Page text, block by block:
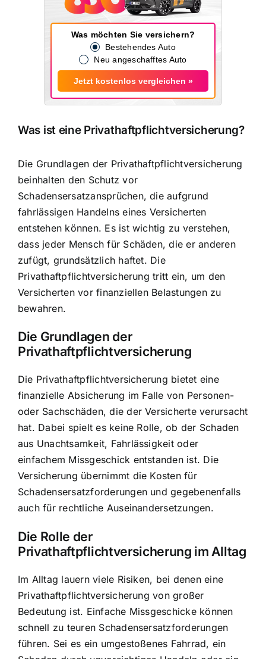
Was möchten Sie versichern?
Bestehendes Auto
Neu angeschafftes Auto
Jetzt kostenlos vergleichen »
Was ist eine Privathaftpflichtversicherung?
Die Grundlagen der Privathaftpflichtversicherung
beinhalten den Schutz vor
Schadensersatzansprüchen, die aufgrund
fahrlässigen Handelns eines Versicherten
entstehen können. Es ist wichtig zu verstehen,
dass jeder Mensch für Schäden, die er anderen
zufügt, grundsätzlich haftet. Die
Privathaftpflichtversicherung tritt ein, um den
Versicherten vor finanziellen Belastungen zu
bewahren.
Die Grundlagen der
Privathaftpflichtversicherung
Die Privathaftpflichtversicherung bietet eine
finanzielle Absicherung im Falle von Personen-
oder Sachschäden, die der Versicherte verursacht
hat. Dabei spielt es keine Rolle, ob der Schaden
aus Unachtsamkeit, Fahrlässigkeit oder
einfachem Missgeschick entstanden ist. Die
Versicherung übernimmt die Kosten für
Schadensersatzforderungen und gegebenenfalls
auch für rechtliche Auseinandersetzungen.
Die Rolle der
Privathaftpflichtversicherung im Alltag
Im Alltag lauern viele Risiken, bei denen eine
Privathaftpflichtversicherung von großer
Bedeutung ist. Einfache Missgeschicke können
schnell zu teuren Schadensersatzforderungen
führen. Sei es ein umgestoßenes Fahrrad, ein